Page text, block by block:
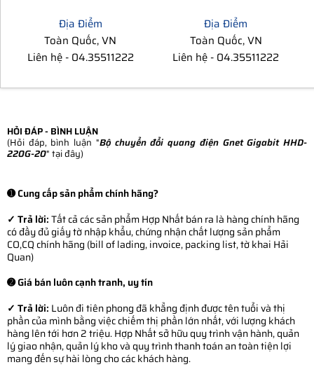
Địa Điểm
Toàn Quốc,VN
Liên hệ- 04.35511222
Địa Điểm
Toàn Quốc,VN
Liên hệ - 04.35511222
HỎI ĐÁP - BÌNH LUẬN
(Hỏi đáp, bình luận "Bộ chuyển đổi quang điện Gnet Gigabit HHD-
220G-20" tại đây)
➊ Cung cấp sản phẩm chính hãng?
✓ Trả lời:Tất cả các sản phẩm Hợp Nhất bán ra là hàng chính hãng
có đầy đủ giấy tờ nhập khẩu, chứng nhận chất lượng sản phẩm
CO,CQ chính hãng (bill of lading, invoice, packing list, tờ khai Hải
Quan)
➋ Giá bán luôn cạnh tranh, uy tín
✓ Trả lời: Luôn đi tiên phong đã khẳng định được tên tuổi và thị
phần của mình bằng việc chiếm thị phần lớn nhất, với lượng khách
hàng lên tới hơn 2 triệu. Hợp Nhất sở hữu quy trình vận hành, quản
lý giao nhận, quản lý kho và quy trình thanh toán an toàn tiện lợi
mang đến sự hài lòng cho các khách hàng.